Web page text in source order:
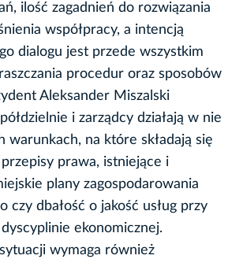
ilość zagadnień do rozwiązania
współpracy, a intencją
dialogu jest przede wszystkim
procedur oraz sposobów
Aleksander Miszalski
i zarządcy działają w nie
warunkach, na które składają się
prawa, istniejące i
plany zagospodarowania
czy dbałość o jakość usług przy
ekonomicznej.
wymaga również